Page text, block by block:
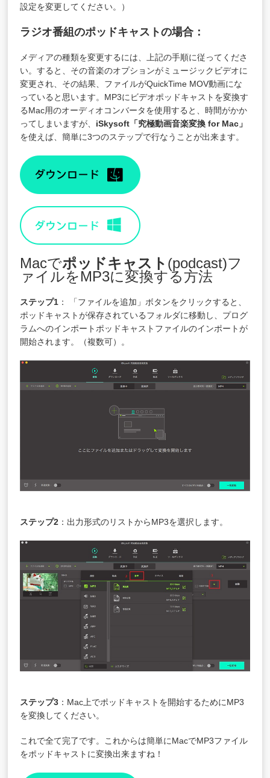
設定を変更してください。）
ラジオ番組のポッドキャストの場合：
メディアの種類を変更するには、上記の手順に従ってくださ
い。すると、その音楽のオプションがミュージックビデオに
変更され、その結果、ファイルがQuickTime MOV動画にな
っていると思います。MP3にビデオポッドキャストを変換す
るMac用のオーディオコンバータを使用すると、時間がかか
ってしまいますが、 iSkysoft「究極動画音楽変換 for Mac 」
を使えば、簡単に3つのステップで行なうことが出来ます。
Macでポッドキャスト (podcast)フ
ァイルをMP3に変換する方法
ステップ1 ： 「ファイルを追加」ボタンをクリックすると、
ポッドキャストが保存されているフォルダに移動し、プログ
ラムへのインポートポッドキャストファイルのインポートが
開始されます。（複数可）。
ステップ2 ：出力形式のリストからMP3を選択します。
ステップ3 ：Mac上でポッドキャストを開始するためにMP3
を変換してください。
これで全て完了です。これからは簡単にMacでMP3ファイル
をポッドキャストに変換出来ますね！